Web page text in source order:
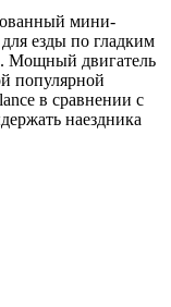
мини-
езды по гладким
Мощный двигатель
популярной
в сравнении с
наездника